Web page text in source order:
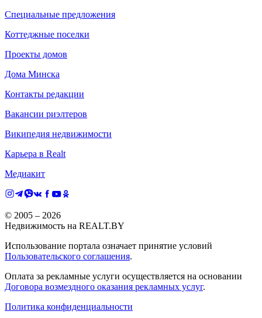
Специальные предложения
Коттеджные поселки
Проекты домов
Дома Минска
Контакты редакции
Вакансии риэлтеров
Википедия недвижимости
Карьера в Realt
Медиакит
© 2005 – 2026
Недвижимость на REALT.BY
Использование портала означает принятие условий
Пользовательского соглашения.
Оплата за рекламные услуги осуществляется на основании
Договора возмездного оказания рекламных услуг.
Политика конфиденциальности